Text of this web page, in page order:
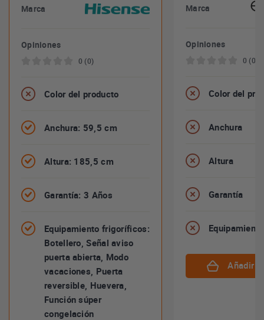
Marca
Opiniones
0 (0)
Color del producto
Anchura: 59,5 cm
Altura: 185,5 cm
Garantía: 3 Años
Equipamiento frigoríficos:
Botellero, Señal aviso
puerta abierta, Modo
vacaciones, Puerta
reversible, Huevera,
Función súper
congelación
Marca
Opiniones
0 (0)
Color del
Anchura
Altura
Garantía
Añadir